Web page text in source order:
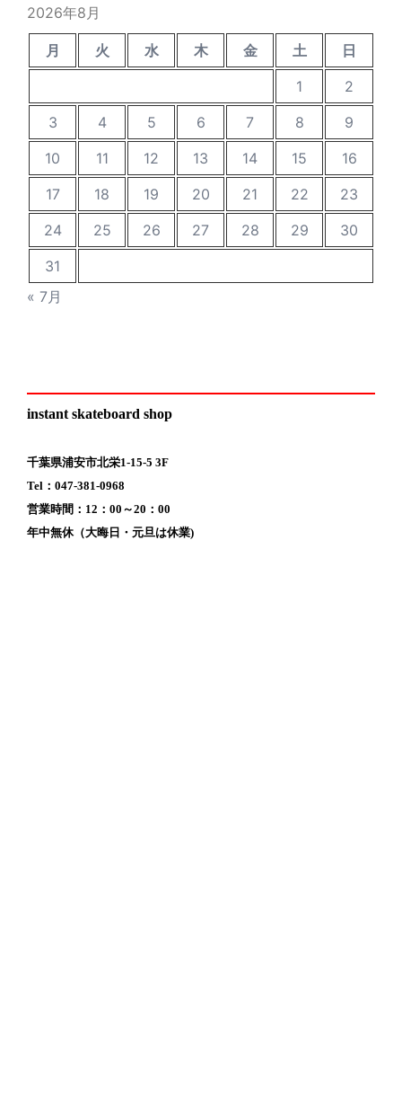
2026年8月
月 火 水 木 金 土
日
1
2
3
4 5 6 7 8
9
10
11 12 13 14 15
16
17
18 19 20 21 22
23
24
25 26 27 28 29
30
31
« 7月
instant skateboard shop
千葉県浦安市北栄1-15-5 3F
Tel：047-381-0968
営業時間：12：00～20：00
年中無休（大晦日・元旦は休業)